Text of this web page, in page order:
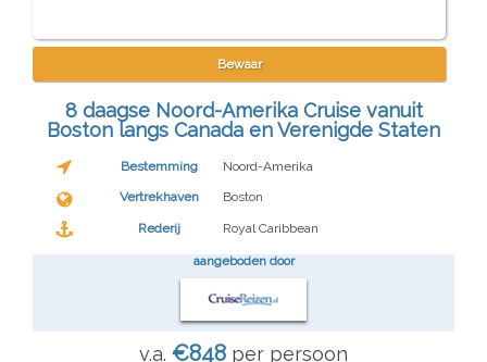
Bewaar
8 daagse Noord-Amerika Cruise vanuit
Boston langs Canada en Verenigde Staten
Bestemming Noord-Amerika
Vertrekhaven Boston
Rederij Royal Caribbean
aangeboden door
v.a. €848 per persoon